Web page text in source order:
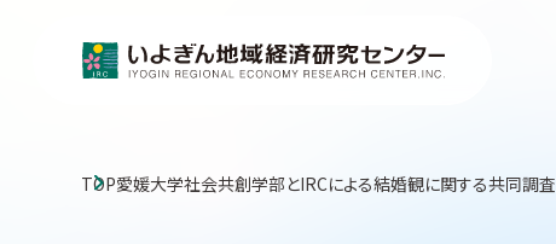
TOP愛媛大学社会共創学部とIRCによる結婚観に関する共同調査